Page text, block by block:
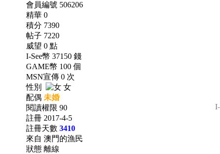
會員編號 506206
精華 0
積分 7390
帖子 7220
威望 0 點
I-See幣 37150 錢
GAME幣 100 個
MSN宣傳 0 次
性別
女
配偶 未婚
閱讀權限 90
註冊 2017-4-5
註冊天數 3410
來自 澳門的漁民
狀態 離線